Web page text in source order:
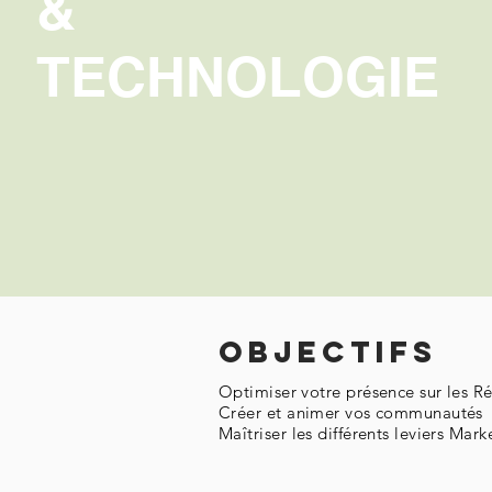
TECHNOLOGIE
Objectifs
Optimiser votre présence sur les
Créer et animer vos communautés
Maîtriser les différents leviers